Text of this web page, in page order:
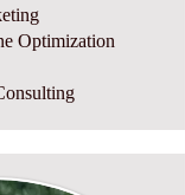
Optimization